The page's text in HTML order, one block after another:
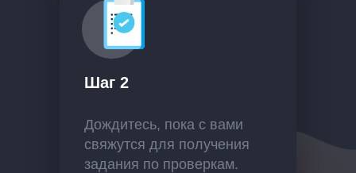
Дождитесь, пока с вами
свяжутся для получения
задания по проверкам.
Шаг 2